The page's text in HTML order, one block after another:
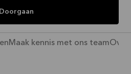
Doorgaan
Maak kennis met ons teamOver